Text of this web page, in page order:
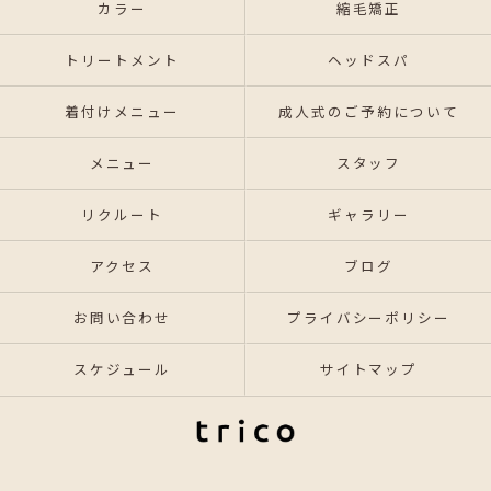
カラー 縮毛矯正
トリートメント ヘッドスパ
着付けメニュー 成人式のご予約について
メニュー スタッフ
リクルート ギャラリー
アクセス ブログ
お問い合わせ プライバシーポリシー
スケジュール サイトマップ